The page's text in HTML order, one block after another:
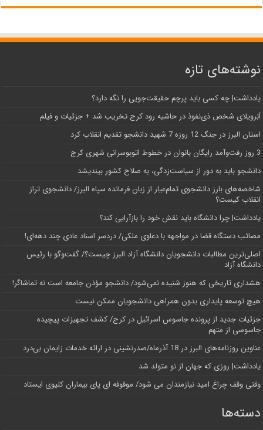
نوشته‌های تازه
یادداشت| ‌چه کسی باید پرچم حقیقت‌جویی را نگه دارد؟
اَبَر‌ویلای شخص ذی‌نفوذ در حاشیه‌ رود کرج تخریب شد + جزئیات و فیلم
استان البرز در جنگ 12 روزه 7 شهید دانشجو تقدیم انقلاب کرد
3 روز رفت‌وآمد رایگان بانوان در خطوط اتوبوسرانی شهری کرج
دانشجو باید به دور از سیاست‌زدگی، به صلاح کشور بیندیشد
شاخصه‌های بارز دانشجوی تمام‌عیار از زبان فرمانده سپاه البرز/ دانشجوی تراز
انقلاب کیست؟
یادداشت| چرا دانشگاه باید نقش خود را بازآرایی کند؟
مصائب دستگاه قضا در مواجهه با دعاوی ملکی/ دردسر اسناد عادی چند‌ دهه‌ای!
اصلی‌ترین مطالبات دانشجویان دانشگاه آزاد البرز چیست؟/ گفت‌وگو با رئیس
دانشگاه آز‌اد
هشداری تاریخی که هنوز شنیده نمی‌شود/ دانشجو مؤذن جامعه است نه تماشاگر!
هیچ توسعه پایداری بدون همراهی دانشجویان ممکن نیست
جزئیات جدید از پرونده جاسوس اسرائیل در کرج/‌ کشف تجهیزات پیچیده
جاسوسی از متهم
عناوین روزنامه‌های البرز در ‌18 آذرماه/صدرنشینی در ارائه خدمات زایمان بی‌درد
یادداشت| روزی که جهان از نو متولد شد
وقتی وقف چراغ امید نیازمندان می شود/ موقوفه ای پای بیماران کلیوی ایستاد
دسته‌ها